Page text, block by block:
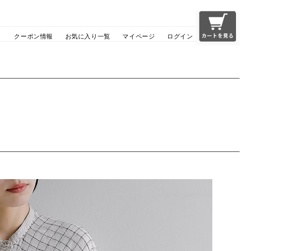
クーポン情報
お気に入り一覧 マイページ ログイン